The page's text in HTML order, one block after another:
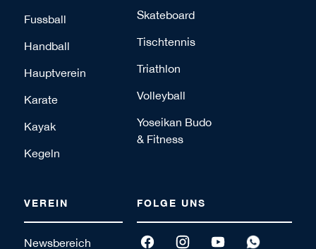
Fussball
Handball
Hauptverein
Karate
Kayak
Kegeln
Skateboard
Tischtennis
Triathlon
Volleyball
Yoseikan Budo
& Fitness
VEREIN
Newsbereich
FOLGE UNS